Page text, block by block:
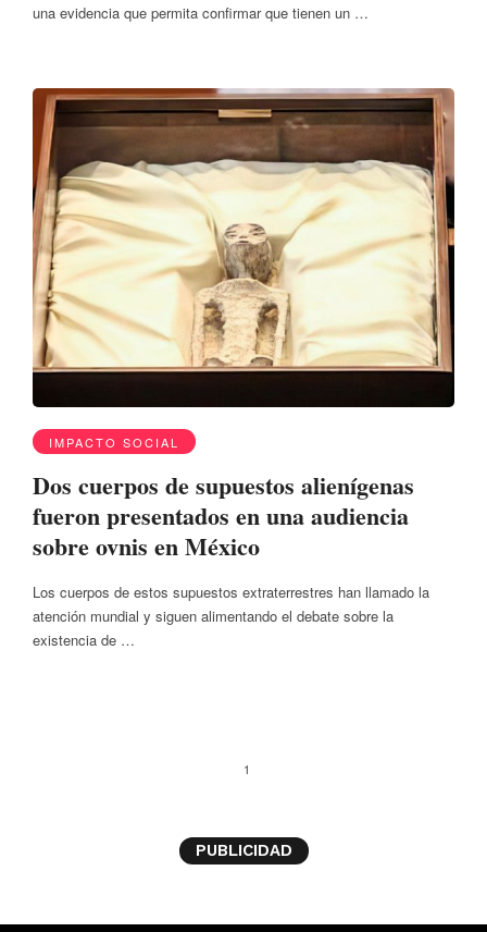
una evidencia que permita confirmar que tienen un …
IMPACTO SOCIAL
Dos cuerpos de supuestos alienígenas
fueron presentados en una audiencia
sobre ovnis en México
Los cuerpos de estos supuestos extraterrestres han llamado la
atención mundial y siguen alimentando el debate sobre la
existencia de …
1
PUBLICIDAD